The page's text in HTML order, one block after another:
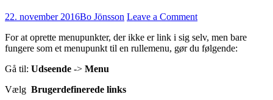
22. november 2016Bo Jönsson Leave a Comment
For at oprette menupunkter, der ikke er link i sig selv, men bare
fungere som et menupunkt til en rullemenu, gør du følgende:
Gå til: Udseende -> Menu
Vælg Brugerdefinerede links